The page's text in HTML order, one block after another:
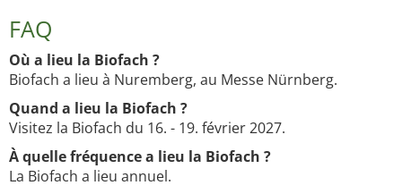
FAQ
Où a lieu la Biofach ?
Biofach a lieu à Nuremberg, au Messe Nürnberg.
Quand a lieu la Biofach ?
Visitez la Biofach du 16. - 19. février 2027.
À quelle fréquence a lieu la Biofach ?
La Biofach a lieu annuel.